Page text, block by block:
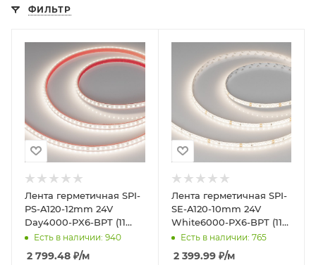
ФИЛЬТР
Лента герметичная SPI-
PS-A120-12mm 24V
Day4000-PX6-BPT (11
W/m, IP67, 2835, 5m)
(Arlight, бегущий ог
Есть в наличии: 940
2 799.48 ₽/м
Лента герметичная SPI-
SE-A120-10mm 24V
White6000-PX6-BPT (11
W/m, IP65, 2835, 5m)
(Arlight, бегущий
Есть в наличии: 765
2 399.99₽/м